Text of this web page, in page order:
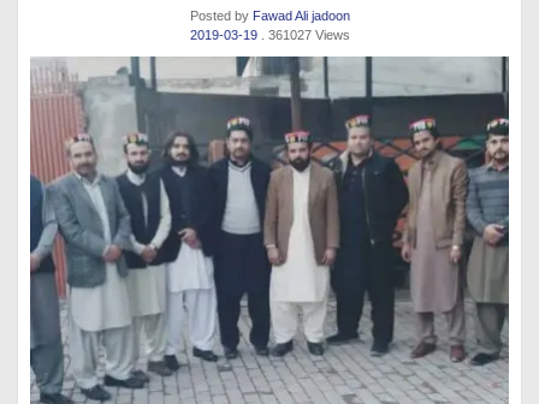
Posted by Fawad Ali jadoon
2019-03-19 . 361027 Views